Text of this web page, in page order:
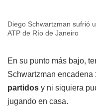
Diego Schwartzman sufrió
ATP de Río de Janeiro
En su punto más bajo,
Schwartzman encadena
partidos y ni siquiera
jugando en casa.